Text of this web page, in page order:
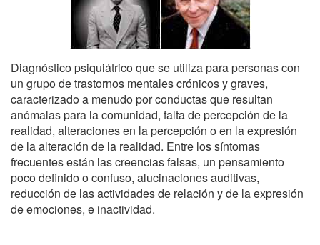
Diagnóstico psiquiátrico que se utiliza para personas con
un grupo de trastornos mentales crónicos y graves,
caracterizado a menudo por conductas que resultan
anómalas para la comunidad, falta de percepción de la
realidad, alteraciones en la percepción o en la expresión
de la alteración de la realidad. Entre los síntomas
frecuentes están las creencias falsas, un pensamiento
poco definido o confuso, alucinaciones auditivas,
reducción de las actividades de relación y de la expresión
de emociones, e inactividad.